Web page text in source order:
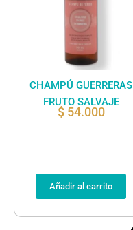
CHAMPÚ GUERRERAS
FRUTO SALVAJE
$54.000
Añadir al carrito